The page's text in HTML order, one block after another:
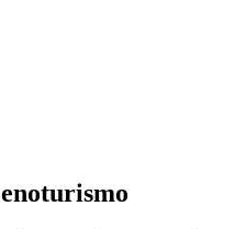
enoturismo